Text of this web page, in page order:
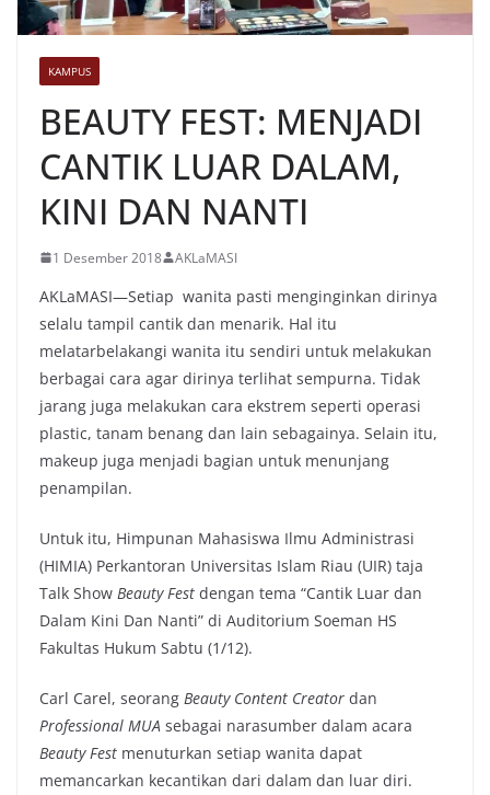
KAMPUS
BEAUTY FEST: MENJADI
CANTIK LUAR DALAM,
KINI DAN NANTI
1 Desember 2018 AKLaMASI
AKLaMASI—Setiap wanita pasti menginginkan dirinya
selalu tampil cantik dan menarik. Hal itu
melatarbelakangi wanita itu sendiri untuk melakukan
berbagai cara agar dirinya terlihat sempurna. Tidak
jarang juga melakukan cara ekstrem seperti operasi
plastic, tanam benang dan lain sebagainya. Selain itu,
makeup juga menjadi bagian untuk menunjang
penampilan.
Untuk itu, Himpunan Mahasiswa Ilmu Administrasi
(HIMIA) Perkantoran Universitas Islam Riau (UIR) taja
Talk Show Beauty Fest dengan tema “Cantik Luar dan
Dalam Kini Dan Nanti” di Auditorium Soeman HS
Fakultas Hukum Sabtu (1/12).
Carl Carel, seorang Beauty Content Creator dan
Professional MUA sebagai narasumber dalam acara
Beauty Fest menuturkan setiap wanita dapat
memancarkan kecantikan dari dalam dan luar diri.